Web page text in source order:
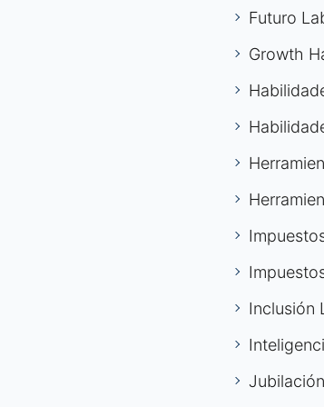
Futuro
Growth
Inclusión